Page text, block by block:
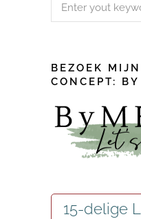
BEZOEK
CONCEPT:
15-delige